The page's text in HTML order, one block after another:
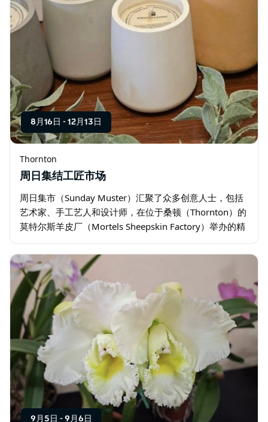
8月16日 - 12月13日
Thornton
周日集结工匠市场
周日集市（Sunday Muster）汇聚了众多创意人士，包括
艺术家、手工艺人和设计师，在位于桑顿（Thornton）的
莫特尔斯羊皮厂（Mortels Sheepskin Factory）举办的精
9月5日 - 9月6日